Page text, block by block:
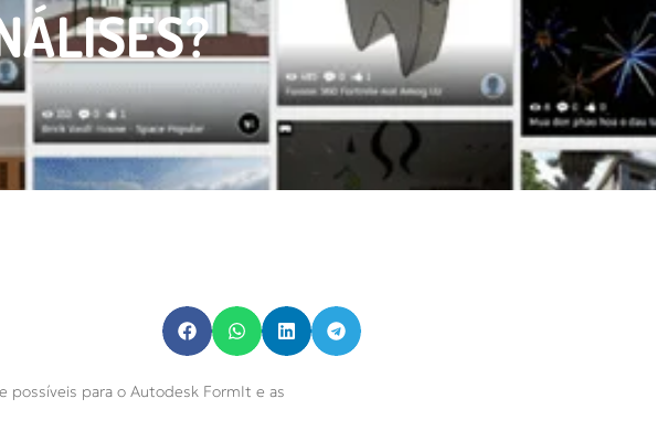
possíveis para o Autodesk FormIt e as